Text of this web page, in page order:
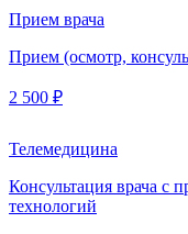
Прием врача
Прием (осмотр,
2 500 ₽
Телемедицина
Консультация врача с
технологий